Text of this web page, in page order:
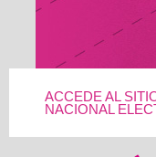
ACCEDE AL
NACIONAL